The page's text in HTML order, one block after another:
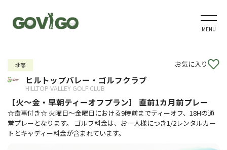
MENU
北部 お気に入り
ヒルトップバレー・ゴルフクラブ
HILLTOP VALLEY GOLF CLUB
【火～金・早朝ティーオフプラン】 直前1カ月前プレー
☆食事付き☆ 火曜日～金曜日における9時前までティーオフ、18Hの通
常プレーとなります。 ゴルフ料金は、お一人様につき1/2レンタルカー
トとキャディー料金が含まれています。